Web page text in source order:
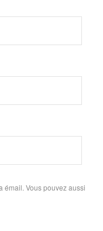
émail. Vous pouvez aussi